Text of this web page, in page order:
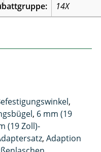
14X
,
, 6 mm (19
(19 Zoll)-
, Adaption